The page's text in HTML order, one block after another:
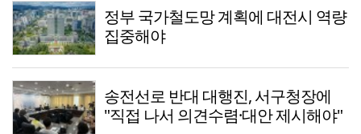
정부 국가철도망 계획에 대전시 역량
집중해야
송전선로 반대 대행진, 서구청장에
"직접 나서 의견수렴·대안 제시해야"